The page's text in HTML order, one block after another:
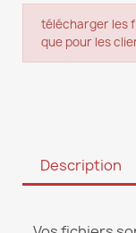
télécharger les
que pour les
Description